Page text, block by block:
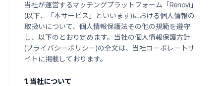
当社が運営するマッチングプラットフォーム「Renovi」
(以下、「本サービス」といいます)における個人情報の
取扱いについて、個人情報保護法その他の規範を遵守
し、以下のとおり定めます。当社の個人情報保護方針
(プライバシーポリシー)の全文は、当社コーポレートサ
イトに掲載しております。
1. 当社について